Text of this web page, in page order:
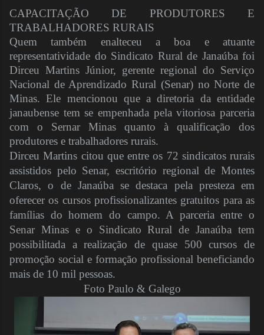
CAPACITAÇÃO DE PRODUTORES E
TRABALHADORES RURAIS
Quem também enalteceu a boa e atuante
representatividade do Sindicato Rural de Janaúba foi
Dirceu Martins Júnior, gerente regional do Serviço
Nacional de Aprendizado Rural (Senar) no Norte de
Minas. Ele mencionou que a diretoria da entidade
janaubense tem se empenhada pela vitoriosa parceria
com o Sernar Minas quanto à qualificação dos
produtores e trabalhadores rurais.
Dirceu Martins citou que entre os 72 sindicatos rurais
assistidos pelo Senar, escritório regional de Montes
Claros, o de Janaúba se destaca pela presteza em
oferecer os cursos profissionalizantes gratuitos para as
famílias do homem do campo. A parceria entre o
Senar Minas e o Sindicato Rural de Janaúba tem
possibilitada a realização de quase 500 cursos de
promoção social e formação profissional beneficiando
mais de 10 mil pessoas.
Foto Paulo & Galego